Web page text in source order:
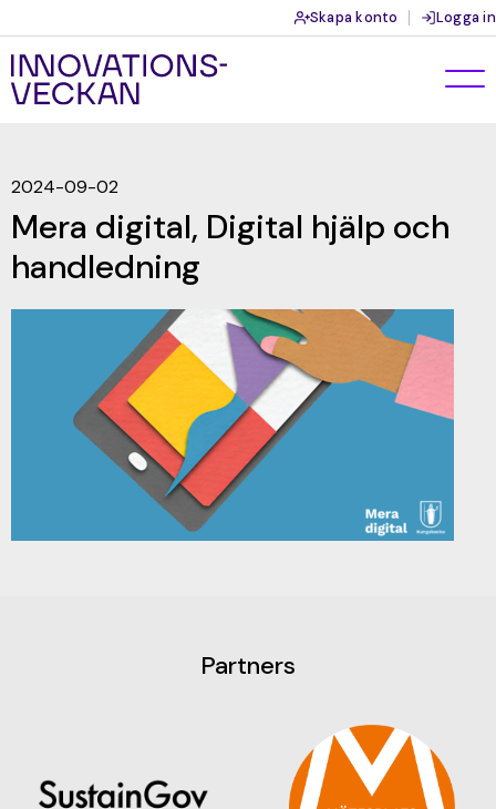
Skapa konto Logga in
2024-09-02
Mera digital, Digital hjälp och
handledning
Partners